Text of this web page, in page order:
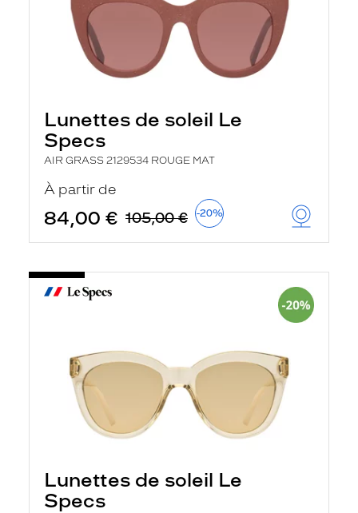
Lunettes de soleil Le
Specs
AIR GRASS 2129534 ROUGE MAT
À partir de
84,00 € 105,00 € -20%
Lunettes de soleil Le
Specs